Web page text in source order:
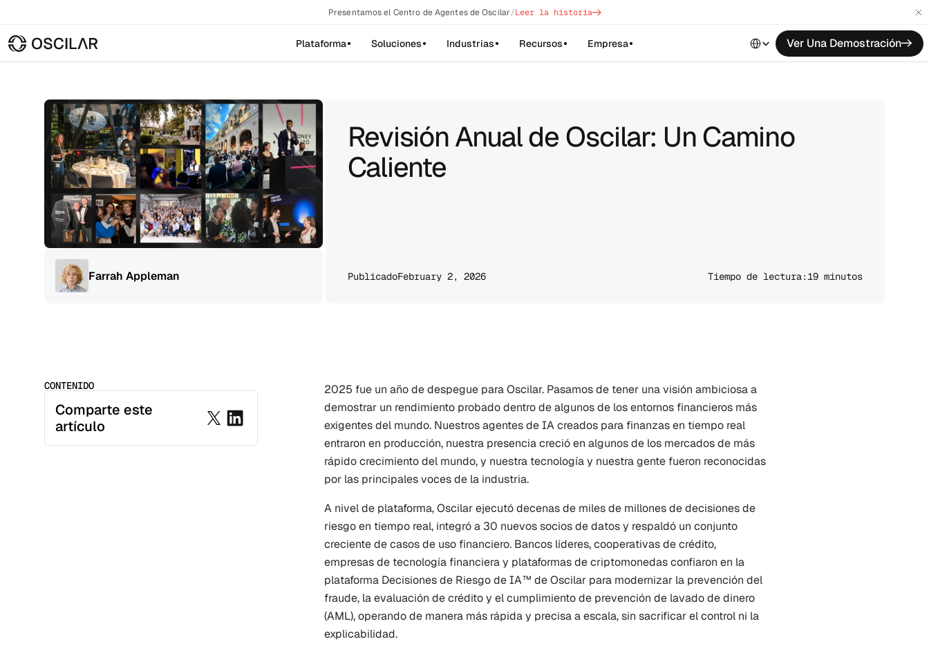
Presentamos el Centro de Agentes de Oscilar/Leer la historia->
Plataforma Soluciones Industrias Recursos Empresa
Select LanguageVer Una Demostración->
Farrah Appleman
Revisión Anual de Oscilar: Un Camino
Caliente
PublicadoFebruary 2, 2026 Tiempo de lectura:19 minutos
CONTENIDO
Comparte este
artículo
2025 fue un año de despegue para Oscilar. Pasamos de tener una visión ambiciosa a
demostrar un rendimiento probado dentro de algunos de los entornos financieros más
exigentes del mundo. Nuestros agentes de IA creados para finanzas en tiempo real
entraron en producción, nuestra presencia creció en algunos de los mercados de más
rápido crecimiento del mundo, y nuestra tecnología y nuestra gente fueron reconocidas
por las principales voces de la industria.
A nivel de plataforma, Oscilar ejecutó decenas de miles de millones de decisiones de
riesgo en tiempo real, integró a 30 nuevos socios de datos y respaldó un conjunto
creciente de casos de uso financiero. Bancos líderes, cooperativas de crédito,
empresas de tecnología financiera y plataformas de criptomonedas confiaron en la
plataforma Decisiones de Riesgo de IA™ de Oscilar para modernizar la prevención del
fraude, la evaluación de crédito y el cumplimiento de prevención de lavado de dinero
(AML), operando de manera más rápida y precisa a escala, sin sacrificar el control ni la
explicabilidad.